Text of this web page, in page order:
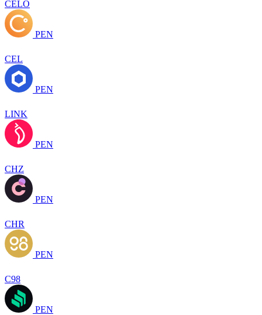
CELO
PEN
CEL
PEN
LINK
PEN
CHZ
PEN
CHR
PEN
C98
PEN